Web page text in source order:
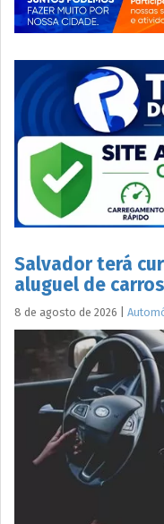
Salvador terá
aluguel de carros
8 de agosto de 2026